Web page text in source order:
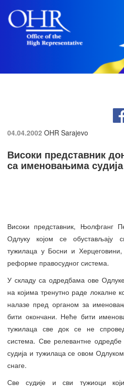
04.04.2002 OHR Sarajevo
Високи представник
са именовањима
Високи представник, Њолфганг
Одлуку којом се обустављају
тужилаца у Босни и
реформе правосудног система.
У складу са одредбама ове
на којима тренутно раде локалне
налазе пред органом за
бити окончани. Неће бити
тужилаца све док се не
система. Све релевантне
судија и тужилаца се овом
снаге.
Све судије и сви тужиоци